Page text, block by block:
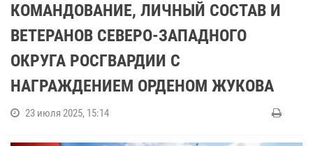
КОМАНДОВАНИЕ, ЛИЧНЫЙ СОСТАВ И
ВЕТЕРАНОВ СЕВЕРО-ЗАПАДНОГО
ОКРУГА РОСГВАРДИИ С
НАГРАЖДЕНИЕМ ОРДЕНОМ ЖУКОВА
23 июля 2025, 15:14